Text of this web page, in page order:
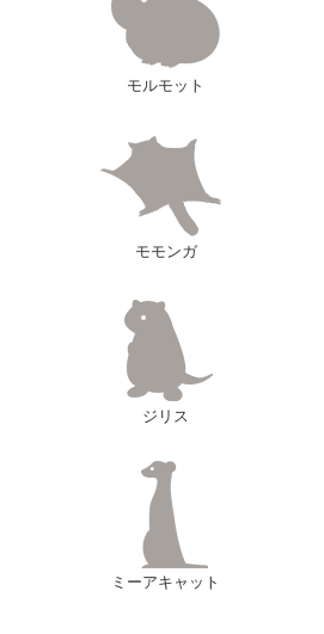
モルモット
モモンガ
ジリス
ミーアキャット